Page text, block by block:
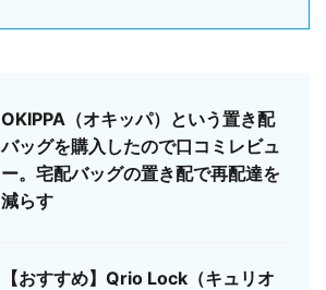
OKIPPA（オキッパ）という置き配
バッグを購入したので口コミレビュ
ー。宅配バッグの置き配で再配達を
減らす
【おすすめ】Qrio Lock（キュリオ